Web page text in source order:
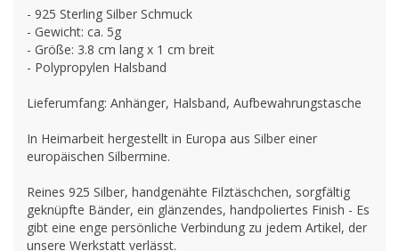
- 925 Sterling Silber Schmuck
- Gewicht: ca. 5g
- Größe: 3.8 cm lang x 1 cm breit
- Polypropylen Halsband
Lieferumfang: Anhänger, Halsband, Aufbewahrungstasche
In Heimarbeit hergestellt in Europa aus Silber einer
europäischen Silbermine.
Reines 925 Silber, handgenähte Filztäschchen, sorgfältig
geknüpfte Bänder, ein glänzendes, handpoliertes Finish - Es
gibt eine enge persönliche Verbindung zu jedem Artikel, der
unsere Werkstatt verlässt.